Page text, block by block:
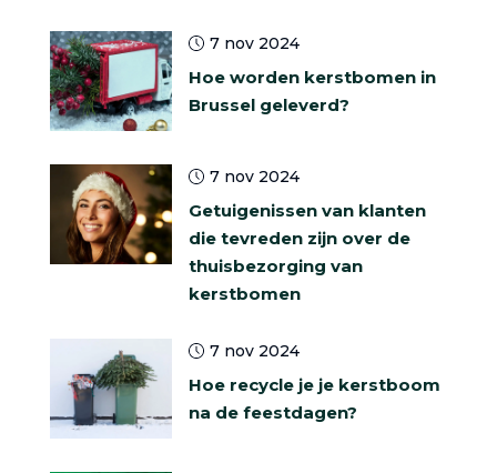
7 nov 2024
Hoe worden kerstbomen in
Brussel geleverd?
7 nov 2024
Getuigenissen van klanten
die tevreden zijn over de
thuisbezorging van
kerstbomen
7 nov 2024
Hoe recycle je je kerstboom
na de feestdagen?